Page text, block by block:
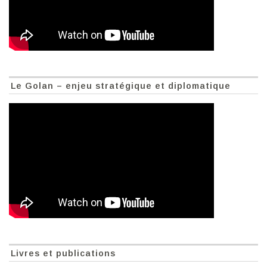
Le Golan – enjeu stratégique et diplomatique
Livres et publications